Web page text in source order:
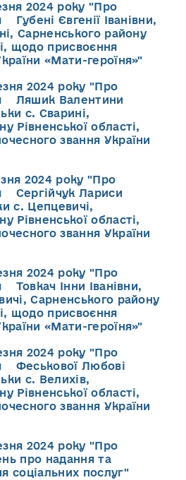
2024 року "Про
Євгенії Іванівни,
Сарненського району
щодо присвоєння
«Мати-героїня»"
2024 року "Про
Ляшик Валентини
с. Сварині,
Рівненської області,
звання України
2024 року "Про
Сергійчук Лариси
с. Цепцевичі,
Рівненської області,
звання України
2024 року "Про
Товкач Інни Іванівни,
Сарненського району
щодо присвоєння
«Мати-героїня»"
2024 року "Про
Феськової Любові
с. Велихів,
Рівненської області,
звання України
2024 року "Про
про надання та
соціальних послуг"